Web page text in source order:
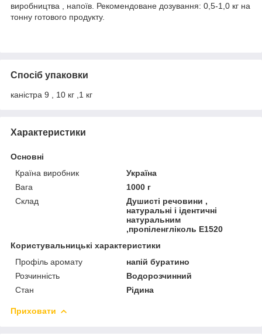
виробництва , напоїв. Рекомендоване дозування: 0,5-1,0 кг на
тонну готового продукту.
Спосіб упаковки
каністра 9 , 10 кг ,1 кг
Характеристики
Основні
Країна виробник
Україна
Вага
1000 г
Склад
Душисті речовини ,
натуральні і ідентичні
натуральним
,пропіленгліколь Е1520
Користувальницькі характеристики
Профіль аромату
напій буратино
Розчинність
Водорозчинний
Стан
Рідина
Приховати